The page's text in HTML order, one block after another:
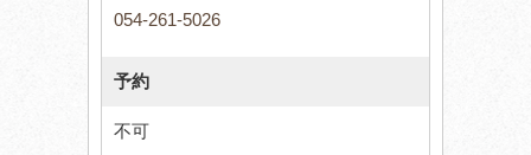
054-261-5026
予約
不可